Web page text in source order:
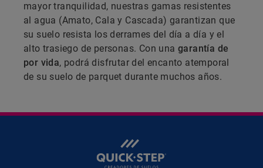
mayor tranquilidad, nuestras gamas resistentes
al agua (Amato, Cala y Cascada) garantizan que
su suelo resista los derrames del día a día y el
alto trasiego de personas. Con una garantía de
por vida, podrá disfrutar del encanto atemporal
de su suelo de parquet durante muchos años.